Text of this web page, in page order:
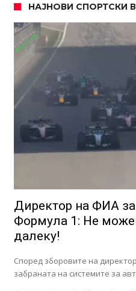
НАЈНОВИ СПОРТСКИ
Директор на ФИА
Формула 1: Не
далеку!
Според зборовите на
забраната на системите за